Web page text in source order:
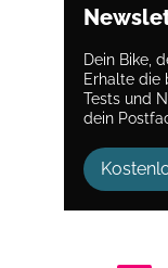
Dein Bike,
Erhalte die
Tests und
dein